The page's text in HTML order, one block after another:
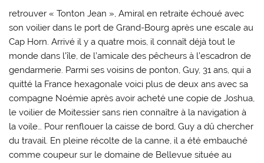
retrouver « Tonton Jean », Amiral en retraite échoué avec
son voilier dans le port de Grand-Bourg après une escale au
Cap Horn. Arrivé il y a quatre mois, il connaît déjà tout le
monde dans l’île, de l’amicale des pêcheurs à l’escadron de
gendarmerie. Parmi ses voisins de ponton, Guy, 31 ans, qui a
quitté la France hexagonale voici plus de deux ans avec sa
compagne Noémie après avoir acheté une copie de Joshua,
le voilier de Moitessier sans rien connaître à la navigation à
la voile… Pour renflouer la caisse de bord, Guy a dû chercher
du travail. En pleine récolte de la canne, il a été embauché
comme coupeur sur le domaine de Bellevue située au